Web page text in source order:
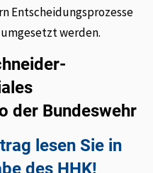
Entscheidungsprozesse
werden.
der Bundeswehr
lesen Sie in
des HHK!